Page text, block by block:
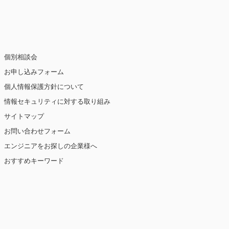
覧情報などをもとにユーザーの興味・関
用しています（ただし、個人を特定・識
講じます。
個別相談会
お申し込みフォーム
個人情報保護方針について
情報セキュリティに対する取り組み
サイトマップ
お問い合わせフォーム
エンジニアをお探しの企業様へ
おすすめキーワード